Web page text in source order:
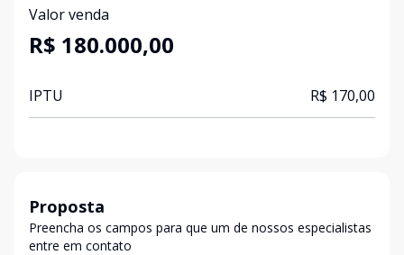
Valor venda
R$ 180.000,00
IPTU R$ 170,00
Proposta
Preencha os campos para que um de nossos especialistas
entre em contato